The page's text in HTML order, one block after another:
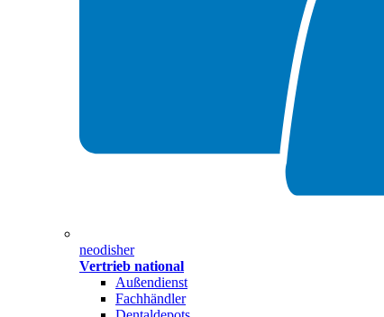
neodisher
Vertrieb national
Außendienst
Fachhändler